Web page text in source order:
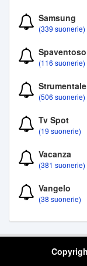
Samsung
(339 suonerie)
(116 suonerie)
Strumentale
(506 suonerie)
Tv Spot
(19 suonerie)
Vacanza
(381 suonerie)
Vangelo
(38 suonerie)